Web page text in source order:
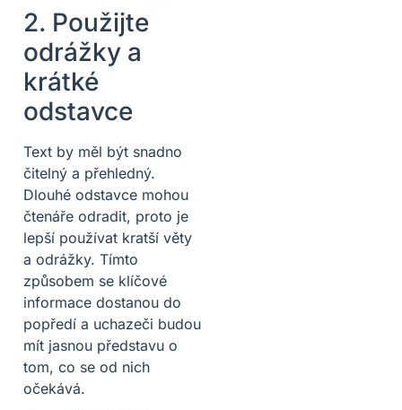
2. Použijte
odrážky a
krátké
odstavce
Text by měl být snadno
čitelný a přehledný.
Dlouhé odstavce mohou
čtenáře odradit, proto je
lepší používat kratší věty
a odrážky. Tímto
způsobem se klíčové
informace dostanou do
popředí a uchazeči budou
mít jasnou představu o
tom, co se od nich
očekává.